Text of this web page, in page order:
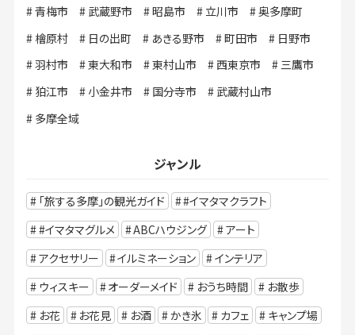
青梅市
武蔵野市 昭島市 立川市
奥多摩町
檜原村
日の出町 あきる野市 町田市
日野市
羽村市
東大和市 東村山市 西東京市
三鷹市
狛江市
小金井市 国分寺市
武蔵村山市
多摩全域
ジャンル
「旅する多摩」の観光ガイド
#イマタマクラフト
#イマタマグルメ
ABCハウジング
アート
アクセサリー
イルミネーション
インテリア
ウィスキー
オーダーメイド おうち時間
お散歩
お花
お花見 お酒 かき氷 カフェ
キャンプ場